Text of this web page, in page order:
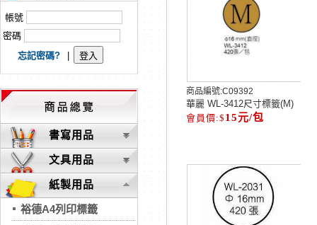
匯款客戶請注意！因商品繁複來不及發現短缺，遂待客服人員跟您確認訂單
本網站免費註冊，所標示的商品單價皆為“未稅價格”；本公司保有是否接單出
帳號
密碼
忘記密碼?
書寫用品
文具用品
紙製用品
裕德A4列印標籤
商品編號:C09392
華麗 WL-3412尺寸標籤(M)
15元/包